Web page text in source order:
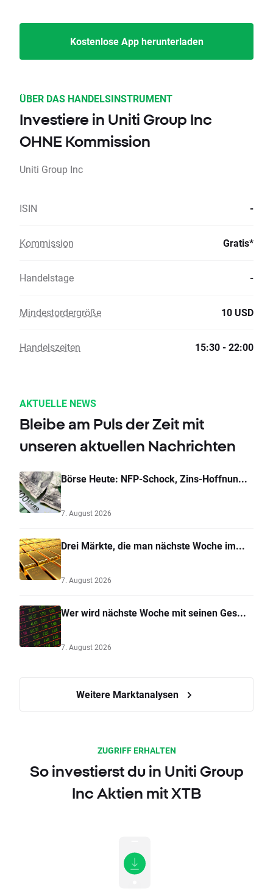
Kostenlose App herunterladen
ÜBER DAS HANDELSINSTRUMENT
Investiere in Uniti Group Inc
OHNE Kommission
Uniti Group Inc
ISIN -
Kommission Gratis*
Handelstage -
Mindestordergröße 10 USD
Handelszeiten 15:30 - 22:00
AKTUELLE NEWS
Bleibe am Puls der Zeit mit
unseren aktuellen Nachrichten
Börse Heute: NFP-Schock, Zins-Hoffnun...
7. August 2026
Drei Märkte, die man nächste Woche im...
7. August 2026
Wer wird nächste Woche mit seinen Ges...
7. August 2026
Weitere Marktanalysen
ZUGRIFF ERHALTEN
So investierst du in Uniti Group
Inc Aktien mit XTB